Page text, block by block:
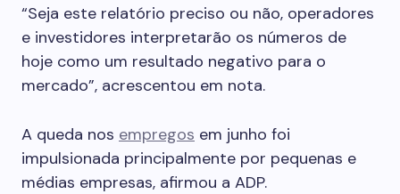
“Seja este relatório preciso ou não, operadores
e investidores interpretarão os números de
hoje como um resultado negativo para o
mercado”, acrescentou em nota.
A queda nos empregos em junho foi
impulsionada principalmente por pequenas e
médias empresas, afirmou a ADP.